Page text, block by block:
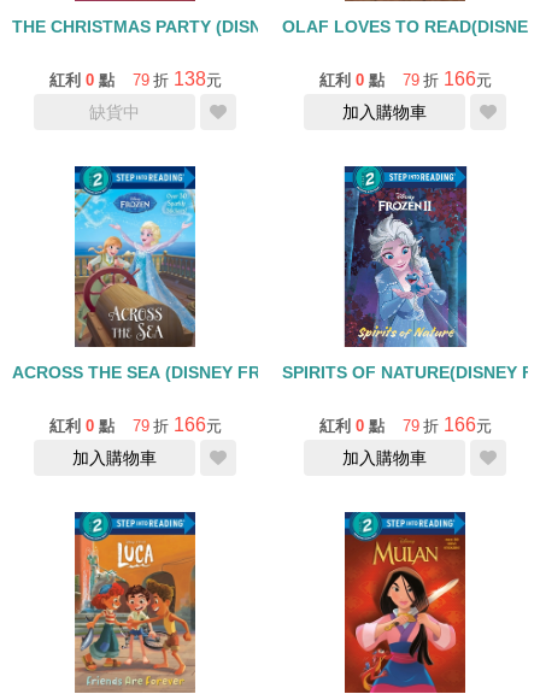
THE CHRISTMAS PARTY (DISNEY FROZEN)/STEP INTO
紅利 0 點 79 折 138元
缺貨中
OLAF LOVES TO
紅利 0 點 79 折 166元
加入購物車
ACROSS THE SEA (DISNEY FROZEN)/STEP INTO READING
紅利 0 點 79 折 166元
加入購物車
SPIRITS OF NATURE(DISNEY
紅利 0 點 79 折 166元
加入購物車